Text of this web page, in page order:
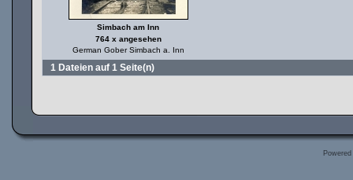
Simbach am Inn
764 x angesehen
German Gober Simbach a. Inn
1 Dateien auf 1 Seite(n)